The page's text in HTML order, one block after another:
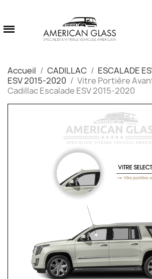
Accueil CADILLAC ESCALADE
ESV 2015-2020
Vitre Portière
Cadillac Escalade ESV 2015-2020